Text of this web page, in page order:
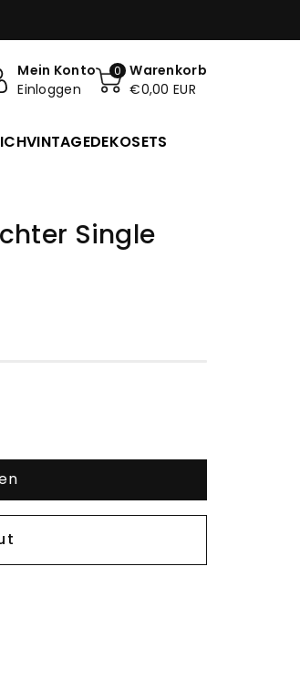
Mein Konto
Einloggen
0
Warenkorb
€0,00 EUR
VINTAGEDEKOSETS
Single